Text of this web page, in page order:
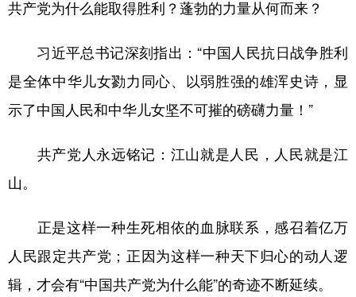
共产党为什么能取得胜利？蓬勃的力量从何而来？
习近平总书记深刻指出：“中国人民抗日战争胜利
是全体中华儿女勠力同心、以弱胜强的雄浑史诗，显
示了中国人民和中华儿女坚不可摧的磅礴力量！”
共产党人永远铭记：江山就是人民，人民就是江
山。
正是这样一种生死相依的血脉联系，感召着亿万
人民跟定共产党；正因为这样一种天下归心的动人逻
辑，才会有“中国共产党为什么能”的奇迹不断延续。